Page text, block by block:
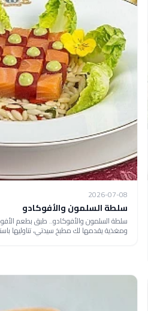
2026-07-08
سلطة السلمون والأفوكادو
سلطة السلمون والأفوكادو.. طبق بطعم
ومغذية يقدمها لك مطبخ سيدتي، تناوليها